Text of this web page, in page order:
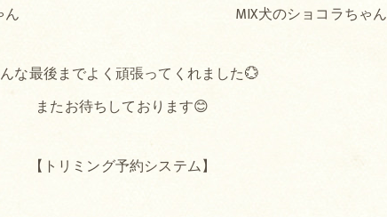
ん MIX犬のショコラちゃん
な最後までよく頑張ってくれました💮
またお待ちしております😊
【トリミング予約システム】